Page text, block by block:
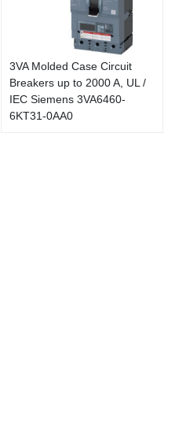
3VA Molded Case Circuit
Breakers up to 2000 A, UL /
IEC Siemens 3VA6460-
6KT31-0AA0